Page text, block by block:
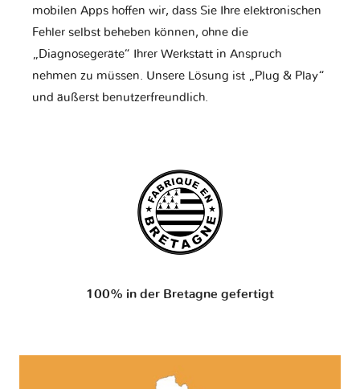
mobilen Apps hoffen wir, dass Sie Ihre elektronischen
Fehler selbst beheben können, ohne die
„Diagnosegeräte“ Ihrer Werkstatt in Anspruch
nehmen zu müssen. Unsere Lösung ist „Plug & Play“
und äußerst benutzerfreundlich.
100% in der Bretagne gefertigt